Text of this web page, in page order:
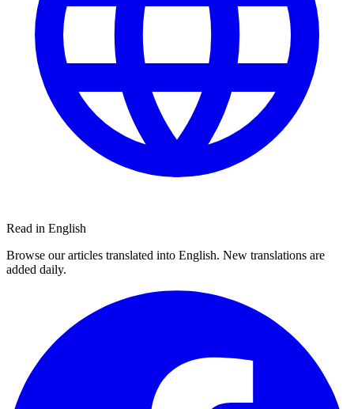
Read in English
Browse our articles translated into English. New translations are
added daily.